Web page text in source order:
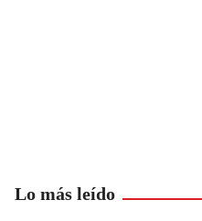
Lo más leído